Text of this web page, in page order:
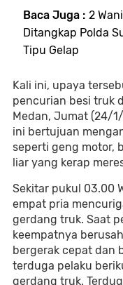
Baca Juga : 2
Ditangkap Polda
Tipu Gelap
Kali ini, upaya
pencurian besi truk
Medan, Jumat (24/
ini bertujuan
seperti geng motor,
liar yang kerap
Sekitar pukul 03.00
empat pria
gerdang truk. Saat
keempatnya
bergerak cepat dan
terduga pelaku
gerdang truk.